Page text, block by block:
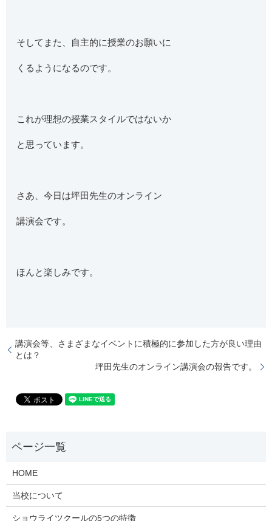
そしてまた、自主的に授業のお願いに
くるようになるのです。
これが理想の授業スタイルではないか
と思っています。
さあ、今日は坪田先生のオンライン
講演会です。
ほんと楽しみです。
講演会等、さまざまなイベントに積極的に参加した方が良い理由
とは？
坪田先生のオンライン講演会の報告です。
HOME
当校について
ショウライツクールの5つの特徴